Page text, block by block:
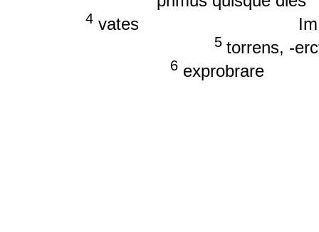
4vates Im Text ist
5 torrens,
6 exprobrare